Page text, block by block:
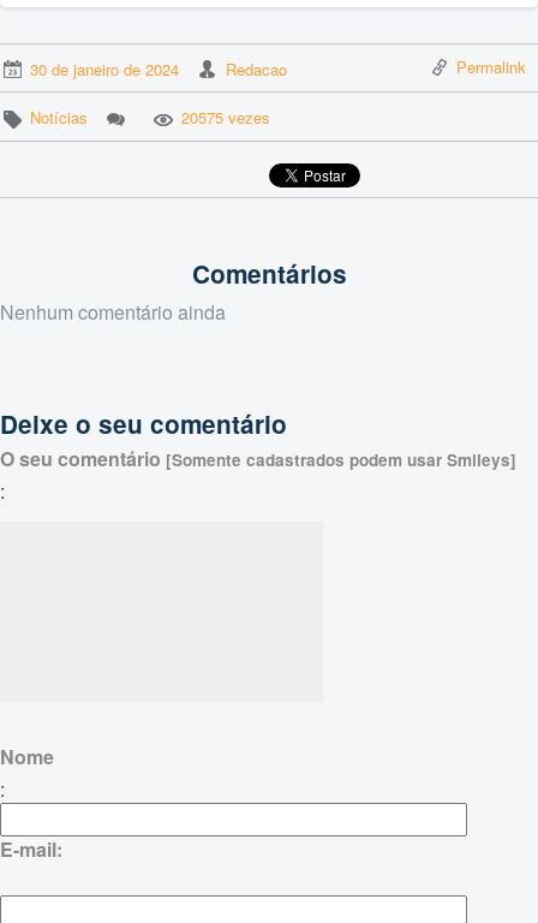
30 de janeiro de 2024 Redacao Permalink
Notícias 20575 vezes
Comentários
Nenhum comentário ainda
Deixe o seu comentário
O seu comentário [Somente cadastrados podem usar Smileys]
:
Nome
:
E-mail: